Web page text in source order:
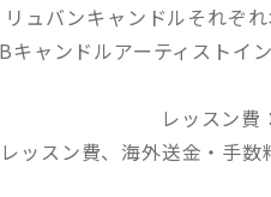
ュバンキャンドルそれぞ
キャンドルアーティストイ
レッスン
レッスン費、海外送金・手